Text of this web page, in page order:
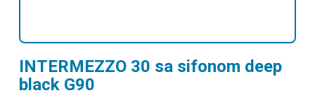
INTERMEZZO 30 sa sifonom deep
black G90